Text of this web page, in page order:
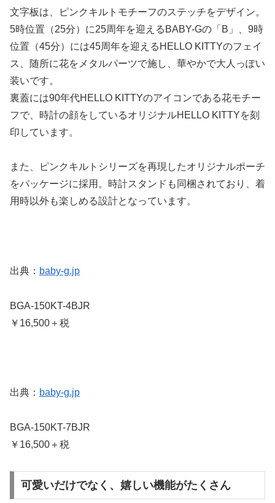
文字板は、ピンクキルトモチーフのステッチをデザイン。
5時位置（25分）に25周年を迎えるBABY-Gの「B」、9時
位置（45分）には45周年を迎えるHELLO KITTYのフェイ
ス、随所に花をメタルパーツで施し、華やかで大人っぽい
装いです。
裏蓋には90年代HELLO KITTYのアイコンである花モチー
フで、時計の顔をしているオリジナルHELLO KITTYを刻
印しています。
また、ピンクキルトシリーズを再現したオリジナルポーチ
をパッケージに採用。時計スタンドも同梱されており、着
用時以外も楽しめる設計となっています。
出典： baby-g.jp
BGA-150KT-4BJR
￥16,500＋税
出典： baby-g.jp
BGA-150KT-7BJR
￥16,500＋税
可愛いだけでなく、嬉しい機能がたくさん